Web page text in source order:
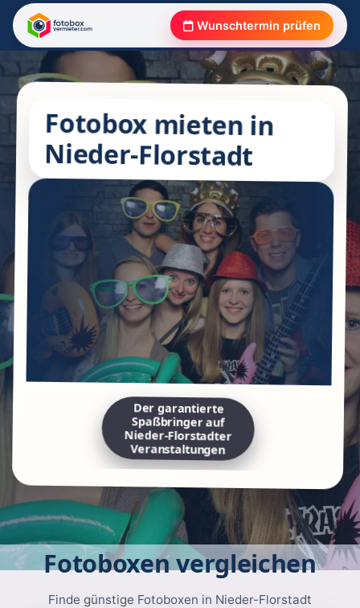
Wunschtermin prüfen
Fotobox mieten in
Nieder-Florstadt
Der garantierte
Spaßbringer auf
Nieder-Florstadter
Veranstaltungen
Fotoboxen vergleichen
Finde günstige Fotoboxen in Nieder-Florstadt